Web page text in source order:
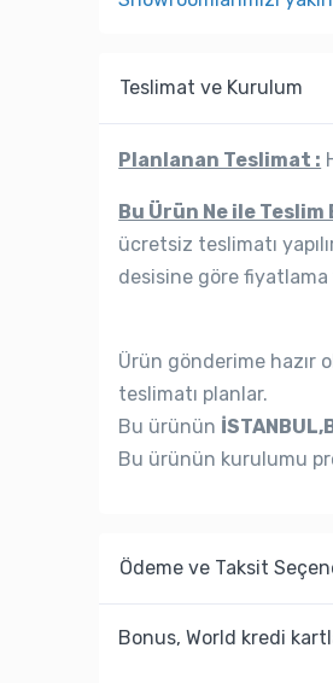
Teslimat ve Kurulum
Planlanan Teslimat :
Bu Ürün Ne ile Teslim
ücretsiz teslimatı
desisine göre fiyatlama
Ürün gönderime hazır
teslimatı planlar.
Bu ürünün
Bu ürünün kurulumu
Ödeme ve Taksit
Bonus, World kredi